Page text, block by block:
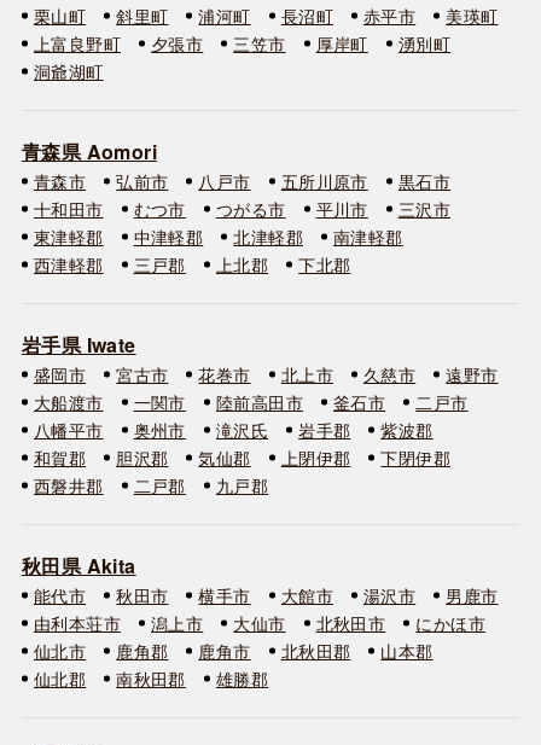
栗山町 斜里町 浦河町 長沼町 赤平市
美瑛町
上富良野町
夕張市 三笠市 厚岸町
湧別町
洞爺湖町
青森県 Aomori
青森市 弘前市 八戸市 五所川原市
黒石市
十和田市
むつ市 つがる市 平川市
三沢市
東津軽郡
中津軽郡 北津軽郡
南津軽郡
西津軽郡
三戸郡 上北郡 下北郡
岩手県 Iwate
盛岡市 宮古市 花巻市 北上市 久慈市
遠野市
大船渡市
一関市 陸前高田市 釜石市
二戸市
八幡平市
奥州市 滝沢氏 岩手郡
紫波郡
和賀郡
胆沢郡 気仙郡 上閉伊郡
下閉伊郡
西磐井郡
二戸郡 九戸郡
秋田県 Akita
能代市 秋田市 横手市 大館市 湯沢市
男鹿市
由利本荘市
潟上市 大仙市 北秋田市
にかほ市
仙北市
鹿角郡 鹿角市 北秋田郡
山本郡
仙北郡
南秋田郡 雄勝郡